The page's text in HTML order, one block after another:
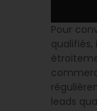
Pour
qualifiés,
leads